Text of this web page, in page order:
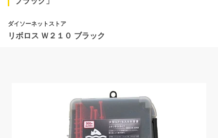
ダイソーネットストア
リボロス Ｗ２１０ ブラック